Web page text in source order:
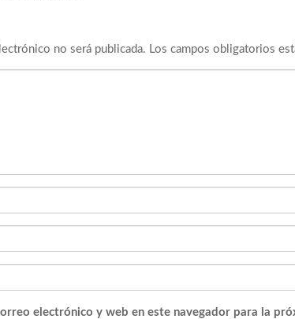
no será publicada. Los campos obligatorios
electrónico y web en este navegador para la